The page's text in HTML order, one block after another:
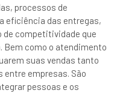
processos de
eficiência das entregas,
de competitividade que
Bem como o atendimento
suas vendas tanto
entre empresas. São
pessoas e os